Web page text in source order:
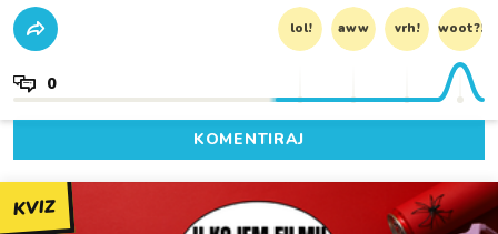
lol! aww vrh! woot?!
0
KOMENTIRAJ
KVIZ